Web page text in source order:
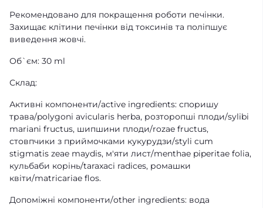
Рекомендовано для покращення роботи печінки.
Захищає клітини печінки від токсинів та поліпшує
виведення жовчі.
Об`єм: 30 ml
Склад:
Активні компоненти/active ingredients: споришу
трава/polygoni avicularis herba, розторопші плоди/sylibi
mariani fructus, шипшини плоди/rozae fructus,
стовпчики з приймочками кукурудзи/styli cum
stigmatis zeae maydis, м'яти лист/menthae piperitae folia,
кульбаби корінь/taraxaci radices, ромашки
квіти/matricariae flos.
Допоміжні компоненти/other ingredients: вода